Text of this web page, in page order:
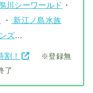
川シーワールド ・
・
新江ノ島水族
ズ…
！
※登録無
了